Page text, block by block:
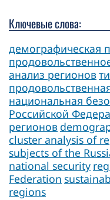
Ключевые слова:
демографическая
анализ регионов
национальная
Российской
регионов
cluster analysis of
subjects of the
national security
Federation
regions